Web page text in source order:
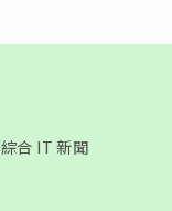
綜合 IT 新聞